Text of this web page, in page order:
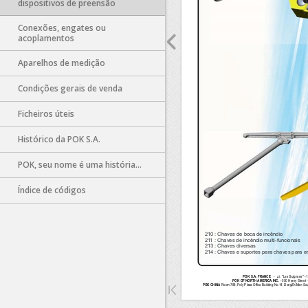
dispositivos de preensão
Conexões, engates ou
acoplamentos
Aparelhos de medição
Condições gerais de venda
Ficheiros úteis
Histórico da POK S.A.
POK, seu nome é uma história...
Índice de códigos